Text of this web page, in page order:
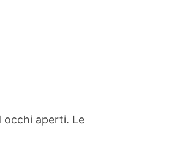
occhi aperti. Le